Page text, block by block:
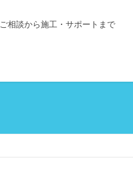
ご相談から施工・サポートまで